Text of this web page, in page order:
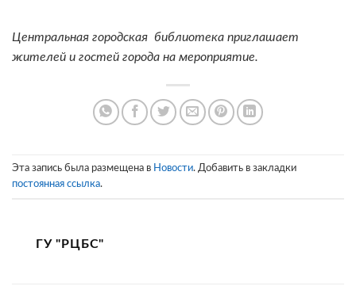
Центральная городская библиотека приглашает
жителей и гостей города на мероприятие.
Эта запись была размещена в Новости. Добавить в закладки
постоянная ссылка.
ГУ "РЦБС"